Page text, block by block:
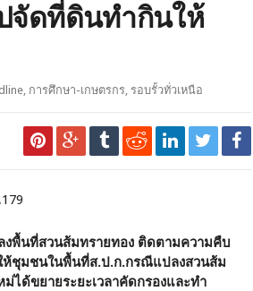
จัดที่ดินทำกินให้
, การศึกษา-เกษตรกร, รอบรั้วทั่วเหนือ
งพื้นที่สวนส้มทรายทอง ติดตามความคืบ
ชุมชนในพื้นที่ส.ป.ก.กรณีแปลงสวนส้ม
ม่ได้ขยายระยะเวลาคัดกรองและทำ